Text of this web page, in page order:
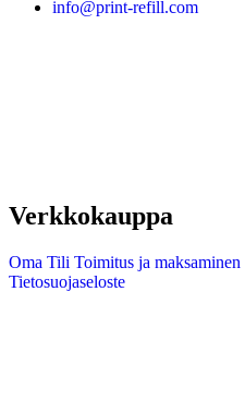
info@print-refill.com
Verkkokauppa
Oma Tili Toimitus ja maksaminen
Tietosuojaseloste